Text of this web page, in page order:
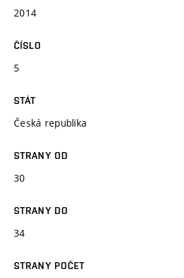
2014
ČÍSLO
5
STÁT
Česká republika
STRANY OD
30
STRANY DO
34
STRANY POČET